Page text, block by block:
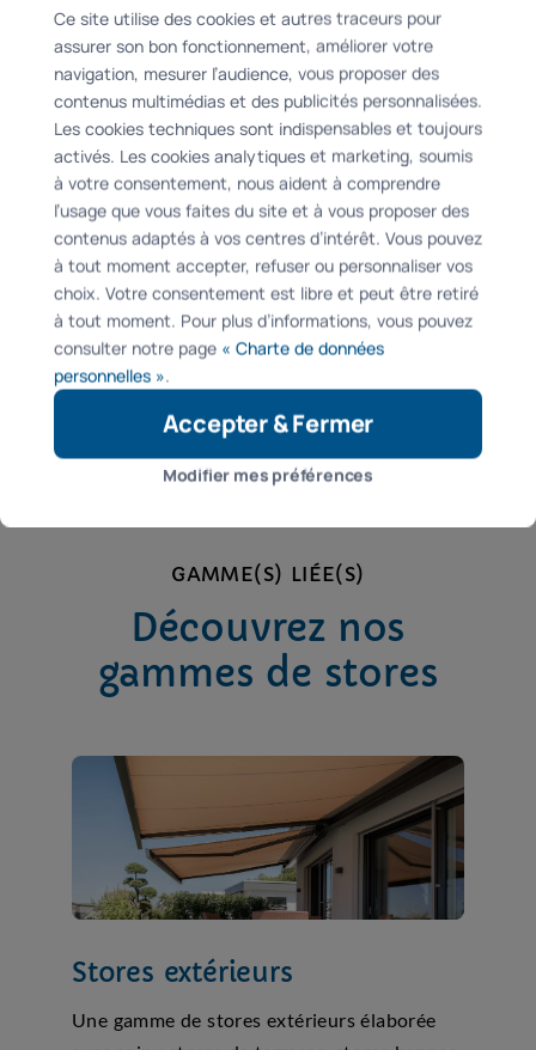
face au prix d'un store neuf. Souvent, remplacer la
toile peut donner une seconde vie à une armature
en bon état.
Chez Passion Store, notre expertise de plus de 10
ans nous permet de vous conseiller sur les
meilleures solutions pour maximiser la durée de vie
de votre installation selon votre environnement
spécifique dans la région Rhône-Alpes.
→Demandez votre visite de conseil gratuite et
votre devis sur mesure
GAMME(S) LIÉE(S)
Découvrez nos
gammes de stores
Stores extérieurs
Une gamme de stores extérieurs élaborée
Ce site utilise des cookies et autres traceurs pour
assurer son bon fonctionnement, améliorer votre
navigation, mesurer l’audience, vous proposer des
contenus multimédias et des publicités personnalisées.
Les cookies techniques sont indispensables et toujours
activés. Les cookies analytiques et marketing, soumis
à votre consentement, nous aident à comprendre
l’usage que vous faites du site et à vous proposer des
contenus adaptés à vos centres d’intérêt. Vous pouvez
à tout moment accepter, refuser ou personnaliser vos
choix. Votre consentement est libre et peut être retiré
à tout moment. Pour plus d’informations, vous pouvez
consulter notre page « Charte de données
personnelles ».
Accepter & Fermer
Modifier mes préférences